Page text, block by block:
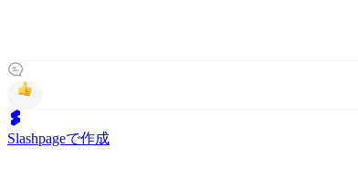
Slashpageで作成